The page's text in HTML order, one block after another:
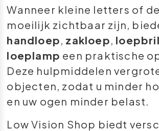
Wanneer kleine letters of
moeilijk zichtbaar zijn,
handloep, zakloep, loepbril
loeplamp een praktische
Deze hulpmiddelen
objecten, zodat u minder
en uw ogen minder belast.
Low Vision Shop biedt